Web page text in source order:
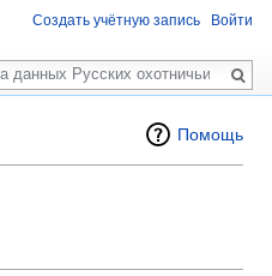
Помощь
Создать учётную запись Войти